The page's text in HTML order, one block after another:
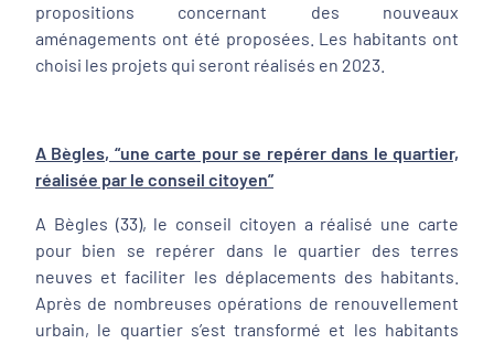
propositions concernant des nouveaux
aménagements ont été proposées. Les habitants ont
choisi les projets qui seront réalisés en 2023.
A Bègles, “une carte pour se repérer dans le quartier,
réalisée par le conseil citoyen”
A Bègles (33), le conseil citoyen a réalisé une carte
pour bien se repérer dans le quartier des terres
neuves et faciliter les déplacements des habitants.
Après de nombreuses opérations de renouvellement
urbain, le quartier s’est transformé et les habitants